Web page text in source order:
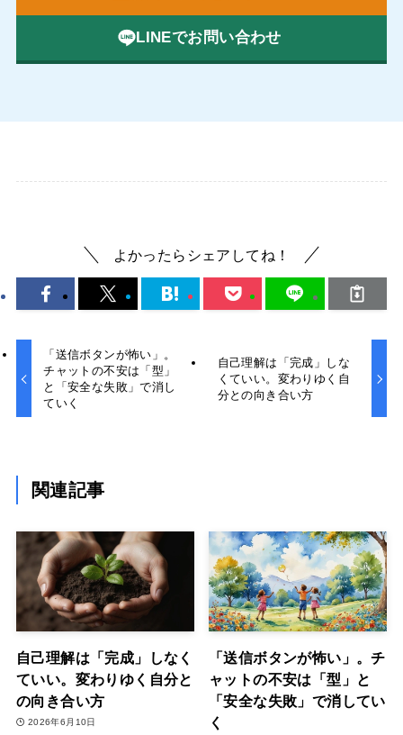
LINEでお問い合わせ
よかったらシェアしてね！
「送信ボタンが怖い」。
チャットの不安は「型」
と「安全な失敗」で消し
ていく
自己理解は「完成」しな
くていい。変わりゆく自
分との向き合い方
関連記事
自己理解は「完成」しなく
ていい。変わりゆく自分と
の向き合い方
2026年6月10日
「送信ボタンが怖い」。チ
ャットの不安は「型」と
「安全な失敗」で消してい
く